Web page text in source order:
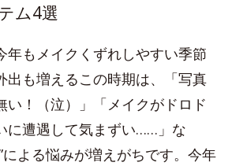
ム4選
年もメイクくずれしやすい季節
出も増えるこの時期は、「写真
い！（泣）」「メイクがドロド
に遭遇して気まずい……」な
による悩みが増えがちです。今年